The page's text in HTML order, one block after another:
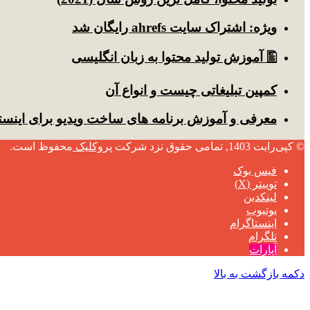
ویژه: اشتراک سایت ahrefs رایگان شد
🖺 آموزش تولید محتوا به زبان انگلیسی
کمپین تبلیغاتی چیست و انواع آن
معرفی و آموزش برنامه های ساخت ویدیو برای
© کپی‌رایت 1403, تمامی حقوق نزد شرکت پروکلیک محفوظ است.
فیس بوک
توییتر (X)
لینکدین
یوتیوب
اینستاگرام
تلگرام
آپارات
دکمه بازگشت به بالا